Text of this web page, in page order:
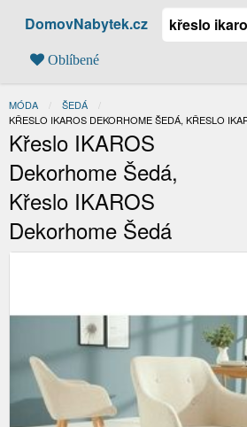
DomovNabytek.cz
Oblíbené
MÓDA
ŠEDÁ
AKTUÁLNÍ:
KŘESLO IKAROS DEKORHOME ŠEDÁ, KŘESLO
Křeslo IKAROS
Dekorhome Šedá,
Křeslo IKAROS
Dekorhome Šedá